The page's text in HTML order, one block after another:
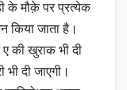
के मौक़े पर प्रत्येक
किया जाता है।
ए की खुराक भी दी
दी जाएगी।